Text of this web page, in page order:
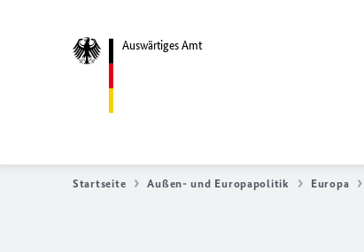
Auswärtiges Amt
Startseite Außen- und Europapolitik Europa